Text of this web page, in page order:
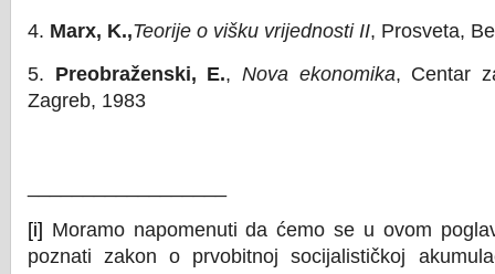
4. Marx, K.,Teorije o višku vrijednosti II, Prosveta,
5. Preobraženski, E., Nova ekonomika, Centar
Zagreb, 1983
[i] Moramo napomenuti da ćemo se u ovom
poznati zakon o prvobitnoj socijalističkoj